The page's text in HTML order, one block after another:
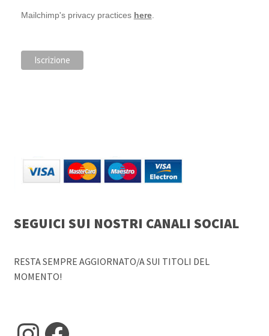
Mailchimp's privacy practices here.
SEGUICI SUI NOSTRI CANALI SOCIAL
RESTA SEMPRE AGGIORNATO/A SUI TITOLI DEL
MOMENTO!